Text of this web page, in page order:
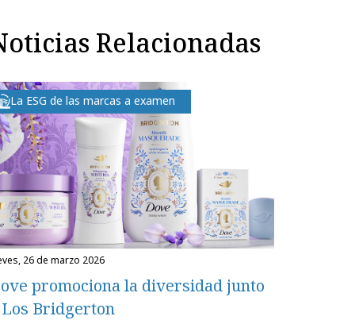
Relacionadas
La ESG de las marcas a examen
26 de marzo 2026
promociona la diversidad junto
Los Bridgerton